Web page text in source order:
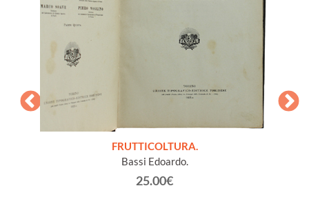
FRUTTICOLTURA.
Bassi Edoardo.
25.00€